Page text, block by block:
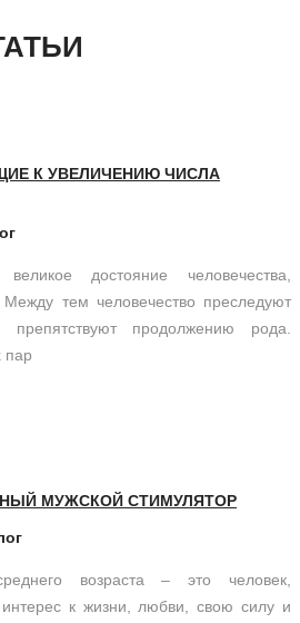
К УВЕЛИЧЕНИЮ ЧИСЛА
достояние человечества,
тем человечество преследуют
препятствуют продолжению рода.
пар
МУЖСКОЙ СТИМУЛЯТОР
возраста – это человек,
к жизни, любви, свою силу и